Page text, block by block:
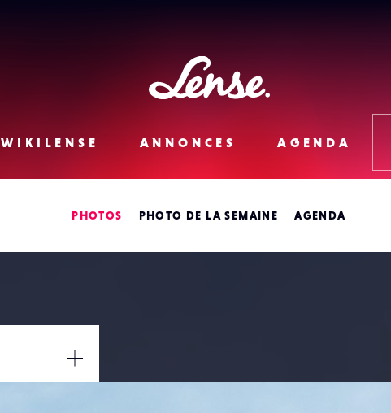
Lense
WIKILENSE ANNONCES AGENDA
PHOTOS PHOTO DE LA SEMAINE AGENDA
/